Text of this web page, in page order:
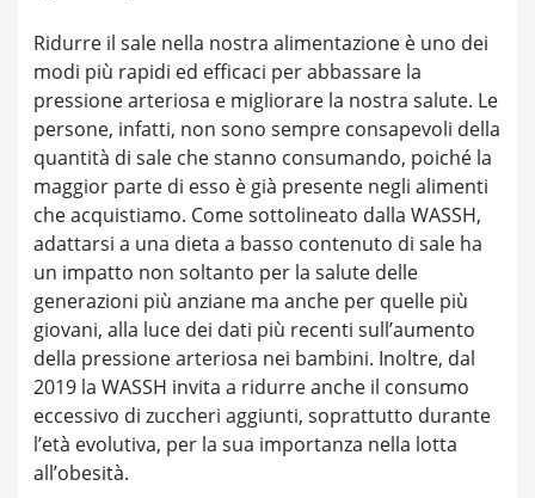
Ridurre il sale nella nostra alimentazione è uno dei
modi più rapidi ed efficaci per abbassare la
pressione arteriosa e migliorare la nostra salute. Le
persone, infatti, non sono sempre consapevoli della
quantità di sale che stanno consumando, poiché la
maggior parte di esso è già presente negli alimenti
che acquistiamo. Come sottolineato dalla WASSH,
adattarsi a una dieta a basso contenuto di sale ha
un impatto non soltanto per la salute delle
generazioni più anziane ma anche per quelle più
giovani, alla luce dei dati più recenti sull’aumento
della pressione arteriosa nei bambini. Inoltre, dal
2019 la WASSH invita a ridurre anche il consumo
eccessivo di zuccheri aggiunti, soprattutto durante
l’età evolutiva, per la sua importanza nella lotta
all’obesità.